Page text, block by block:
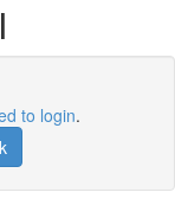
to login.